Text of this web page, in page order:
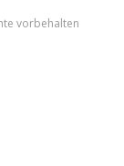
vorbehalten